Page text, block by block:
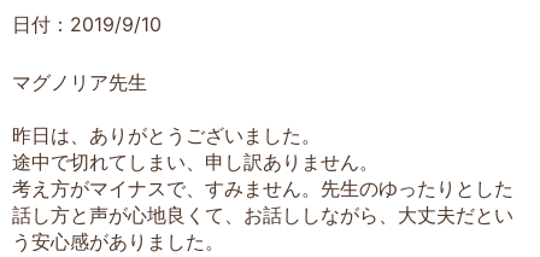
日付：2019/9/10
マグノリア先生
昨日は、ありがとうございました。
途中で切れてしまい、申し訳ありません。
考え方がマイナスで、すみません。先生のゆったりとした
話し方と声が心地良くて、お話ししながら、大丈夫だとい
う安心感がありました。